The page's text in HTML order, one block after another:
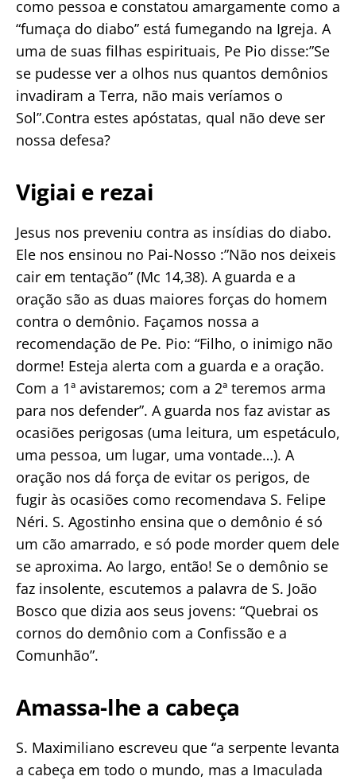
como pessoa e constatou amargamente como a
“fumaça do diabo” está fumegando na Igreja. A
uma de suas filhas espirituais, Pe Pio disse:”Se
se pudesse ver a olhos nus quantos demônios
invadiram a Terra, não mais veríamos o
Sol”.Contra estes apóstatas, qual não deve ser
nossa defesa?
Vigiai e rezai
Jesus nos preveniu contra as insídias do diabo.
Ele nos ensinou no Pai-Nosso :”Não nos deixeis
cair em tentação” (Mc 14,38). A guarda e a
oração são as duas maiores forças do homem
contra o demônio. Façamos nossa a
recomendação de Pe. Pio: “Filho, o inimigo não
dorme! Esteja alerta com a guarda e a oração.
Com a 1ª avistaremos; com a 2ª teremos arma
para nos defender”. A guarda nos faz avistar as
ocasiões perigosas (uma leitura, um espetáculo,
uma pessoa, um lugar, uma vontade…). A
oração nos dá força de evitar os perigos, de
fugir às ocasiões como recomendava S. Felipe
Néri. S. Agostinho ensina que o demônio é só
um cão amarrado, e só pode morder quem dele
se aproxima. Ao largo, então! Se o demônio se
faz insolente, escutemos a palavra de S. João
Bosco que dizia aos seus jovens: “Quebrai os
cornos do demônio com a Confissão e a
Comunhão”.
Amassa-lhe a cabeça
S. Maximiliano escreveu que “a serpente levanta
a cabeça em todo o mundo, mas a Imaculada